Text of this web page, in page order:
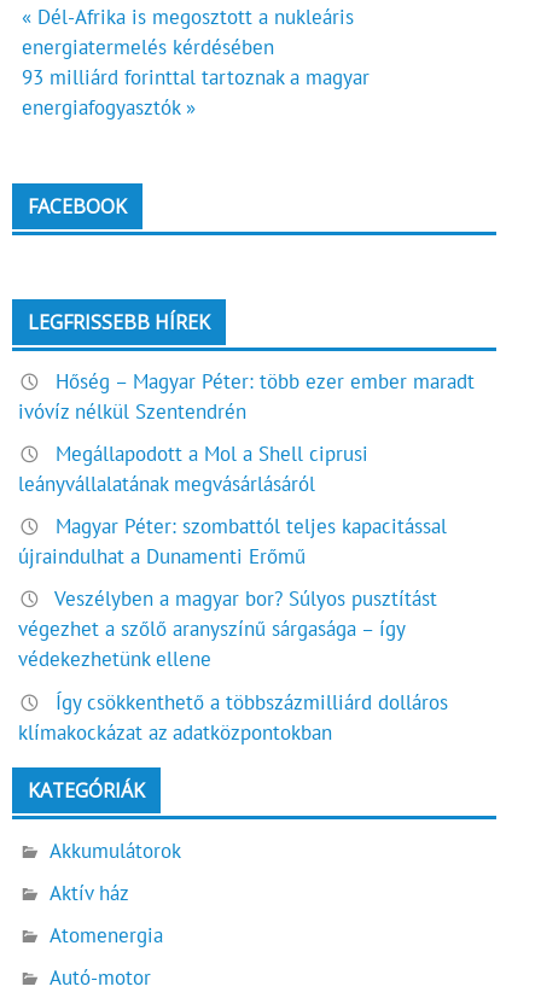
Bejegyzés
navigáció
« Dél-Afrika is megosztott a nukleáris
energiatermelés kérdésében
93 milliárd forinttal tartoznak a magyar
energiafogyasztók »
FACEBOOK
LEGFRISSEBB HÍREK
Hőség – Magyar Péter: több ezer ember maradt
ivóvíz nélkül Szentendrén
Megállapodott a Mol a Shell ciprusi
leányvállalatának megvásárlásáról
Magyar Péter: szombattól teljes kapacitással
újraindulhat a Dunamenti Erőmű
Veszélyben a magyar bor? Súlyos pusztítást
végezhet a szőlő aranyszínű sárgasága – így
védekezhetünk ellene
Így csökkenthető a többszázmilliárd dolláros
klímakockázat az adatközpontokban
KATEGÓRIÁK
Akkumulátorok
Aktív ház
Atomenergia
Autó-motor